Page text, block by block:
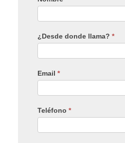
¿Desde donde llama?*
Email*
Teléfono*